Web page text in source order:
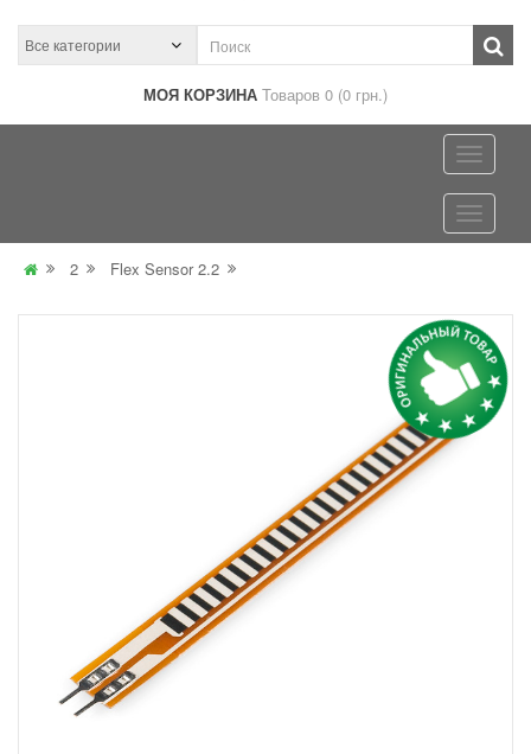
МОЯ КОРЗИНА Товаров 0 (0 грн.)
2 Flex Sensor 2.2